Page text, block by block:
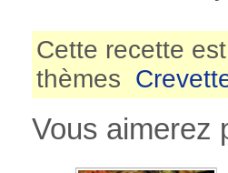
Cette recette
thèmes
Vous aimerez